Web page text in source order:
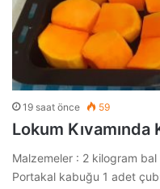
19 saat önce 59
Lokum Kıvamında
Malzemeler : 2 kilogram
Portakal kabuğu 1 adet